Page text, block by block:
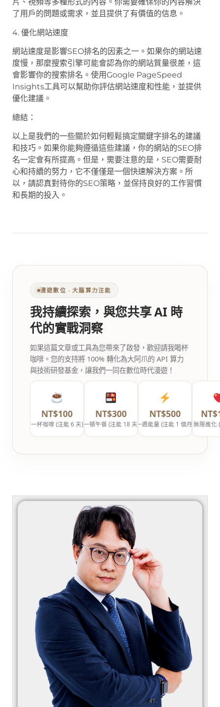
片、視頻等多種形式的內容。你需要確保你的內容解決
了用戶的問題或需求，並且提供了有價值的信息。
4. 優化網站速度
網站速度是影響SEO排名的因素之一。如果你的網站速
度慢，那麼搜索引擎可能會認為你的網站質量很差，這
會影響你的搜索排名。使用Google PageSpeed
Insights工具可以幫助你評估網站速度和性能，並提供
優化建議。
總結：
以上是我們的一些關於如何輕鬆搞定關鍵字排名的建議
和技巧。如果你能夠遵循這些建議，你的網站的SEO排
名一定會有所提高。但是，需要注意的是，SEO需要耐
心和持續的努力，它不僅僅是一個快速解決方案。所
以，請認真對待你的SEO策略，並保持良好的工作習慣
和長期的投入。
漫遊數位 ‧ 大腦算力注能
我持續探索，與您共享 AI 時
代的實戰洞察
如果這篇文章或工具為您帶來了啟發，歡迎請我喝杯
咖啡。您的支持將 100% 轉化為大阿爪的 API 算力
與技術研發基金，讓我們一同在數位時代漫遊！
NT$100
一杯咖啡 (注能 6 天)
NT$300
一頓午餐 (注能 18 天)
NT$500
一週能量 (注能 1 個月)無限進化